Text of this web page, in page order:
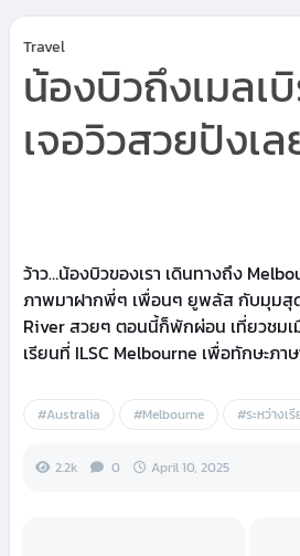
Travel
น้องบิวถึงเมลเ
เจอวิวสวยปังเล
ว้าว…น้องบิวของเรา เดินทางถึง
ภาพมาฝากพี่ๆ เพื่อนๆ ยูพลัส กับมุมสุ
River สวยๆ ตอนนี้ก็พักผ่อน เที่ยวชมเ
เรียนที่ ILSC Melbourne เพื่อทักษะภา
#Australia #Melbourne #ระหว่างเ
2.2k 0 April 10, 2025